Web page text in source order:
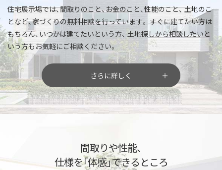
住宅展示場では、間取りのこと、お金のこと、性能のこと、土地のこ
となど、家づくりの無料相談を行っています。 すぐに建てたい方は
もちろん、いつかは建てたいという方、 土地探しから相談したいと
いう方もお気軽にご相談ください。
さらに詳しく
間取りや性能、
仕様を「体感」できるところ